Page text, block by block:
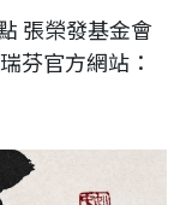
張榮發基金會
芬官方網站：